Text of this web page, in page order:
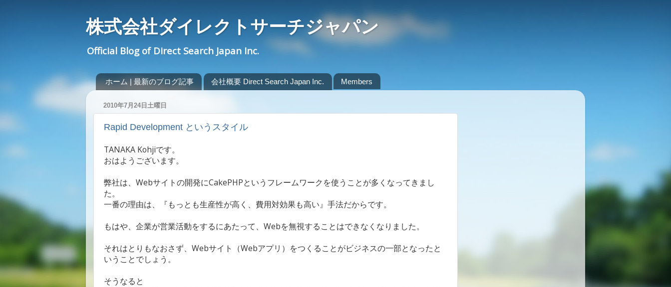
株式会社ダイレクトサーチジャパン
Official Blog of Direct Search Japan Inc.
ホーム | 最新のブログ記事 会社概要 Direct Search Japan Inc. Members
2010年7月24日土曜日
Rapid Development というスタイル
TANAKA Kohjiです。
おはようございます。
弊社は、Webサイトの開発にCakePHPというフレームワークを使うことが多くなってきまし
た。
一番の理由は、『もっとも生産性が高く、費用対効果も高い』手法だからです。
もはや、企業が営業活動をするにあたって、Webを無視することはできなくなりました。
それはとりもなおさず、Webサイト（Webアプリ）をつくることがビジネスの一部となったと
いうことでしょう。
そうなると